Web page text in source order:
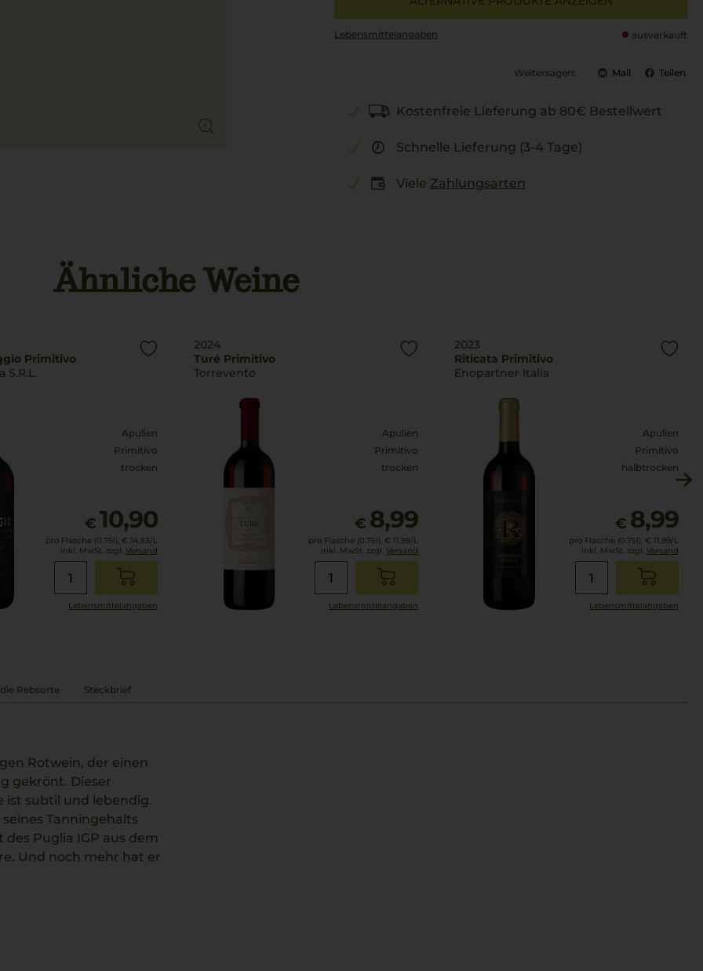
Lebensmittel­angaben ausverkauft
Weitersagen: Mail Teilen
Kostenfreie Lieferung ab 80€ Bestellwert
Schnelle Lieferung (3-4 Tage)
Viele Zahlungsarten
Ähnliche Weine
Primitivo
S.R.L.
Apulien
Primitivo
trocken
€ 10,90
pro Flasche (0.75l), € 14,53/L
inkl. MwSt. zzgl. Versand
Lebensmittel­angaben
2024
Turé Primitivo
Torrevento
Apulien
Primitivo
trocken
€ 8,99
pro Flasche (0.75l), € 11,99/L
inkl. MwSt. zzgl. Versand
Lebensmittel­angaben
2023
Riticata Primitivo
Enopartner Italia
Apulien
Primitivo
halbtrocken
€ 8,99
pro Flasche (0.75l), € 11,99/L
inkl. MwSt. zzgl. Versand
Lebensmittel­angaben
Rebsorte Steckbrief
Rotwein, der einen
gekrönt. Dieser
ist subtil und lebendig.
Tanningehalts
Puglia IGP aus dem
Und noch mehr hat er
und Schokolade ins